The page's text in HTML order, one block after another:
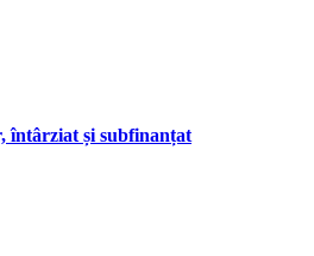
întârziat și subfinanțat